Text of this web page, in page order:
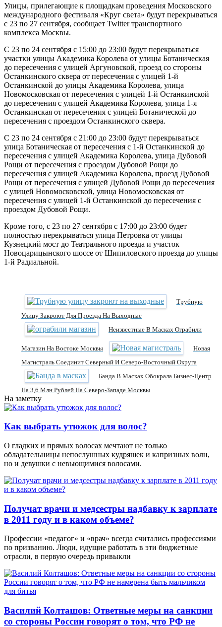
чтения
Улицы, прилегающие к площадкам проведения Московского
международного фестиваля «Круг света» будут перекрываться
с 23 по 27 сентября, сообщает Twitter транспортного
комплекса Москвы.
С 23 по 24 сентября с 15:00 до 23:00 будут перекрываться
участки улицы Академика Королева от улицы Ботаническая
до пересечения с улицей Аргуновской, проезд со стороны
Останкинского сквера от пересечения с улицей 1-й
Останкинской до улицы Академика Королева, улица
Новомосковская от пересечения с улицей 1-й Останкинской
до пересечения с улицей Академика Королева, улица 1-я
Останкинская от пересечения с улицей Ботанической до
пересечения с проездом Останкинского сквера.
С 23 по 24 сентября с 21:00 до 23:00 будут перекрываться
улица Ботаническая от пересечения с 1-й Останкинской до
пересечения с улицей Академика Королева, улица Дубовой
Рощи от пересечения с проездом Дубовой Рощи до
пересечения с улицей Академика Королева, проезд Дубовой
Рощи от пересечения с улицей Дубовой Рощи до пересечения
с улицей Новомосковской, улица Новомосковская от
пересечения с улицей 1-й Останкинской до пересечения с
проездом Дубовой Рощи.
Кроме того, с 23 по 27 сентября с 17:00 до 23:00 будет
полностью перекрываться улица Петровка от улицы
Кузнецкий мост до Театрального проезда и участок
Новоцарицынского шоссе от Шипиловского проезда до улицы
1-й Радиальной.
Трубную
Улицу Закроют Для Проезда На Выходные
Неизвестные В Масках Ограбили
Магазин На Востоке Москвы
Новая
Магистраль Соединит Северный И Северо-Восточный Округа
Банда В Масках Обокрала Бизнес-Центр
На 3,6 Млн Рублей На Северо-Западе Москвы
На заметку
Как выбрать утюжок для волос?
О гладких и прямых волосах мечтают не только
обладательницы непослушных кудряшек и капризных волн,
но и девушки с невьющимися волосами.
Получат врачи и медсестры надбавку к зарплате
в 2011 году и в каком объеме?
Профессии «педагог» и «врач» всегда считались профессиями
по призванию. Люди, идущие работать в эти бюджетные
отрасли, в первую очередь привыкли
Василий Колташов: Ответные меры на санкции
со стороны России говорят о том, что РФ не